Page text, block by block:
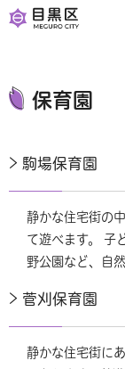
保育園
駒場保育園
静かな住宅街の
て遊べます。 子
野公園など、自
菅刈保育園
静かな住宅街に